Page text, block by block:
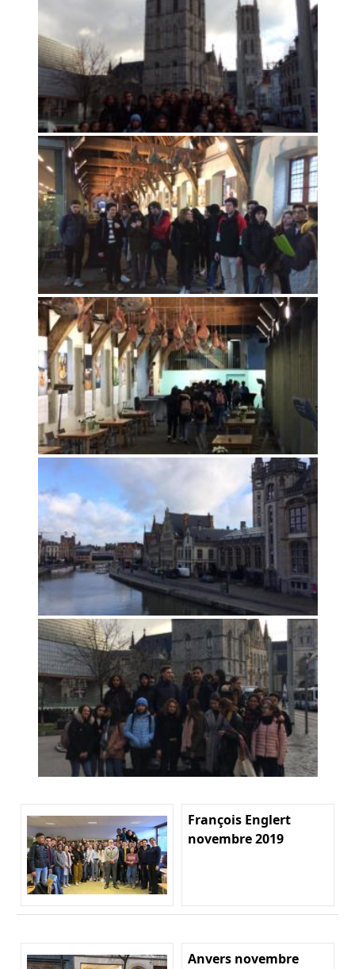
François Englert
novembre 2019
Anvers novembre